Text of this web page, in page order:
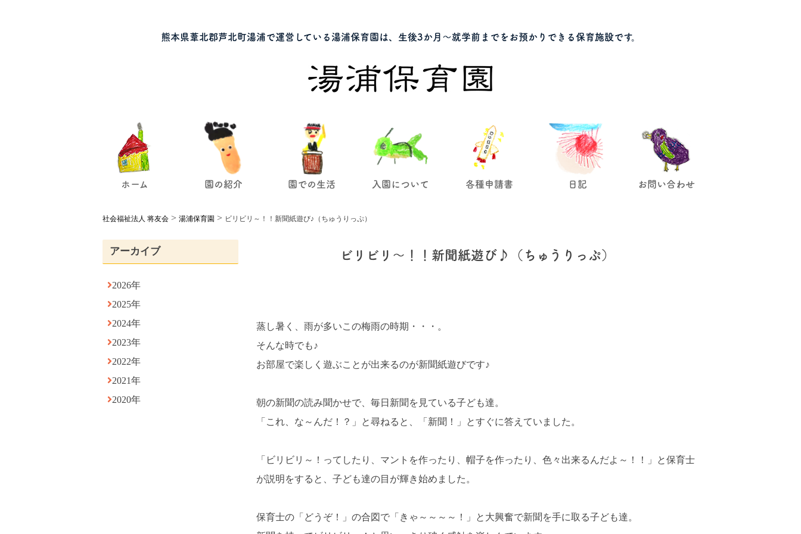
熊本県葦北郡芦北町湯浦で運営している湯浦保育園は、生後3か月～就学前までをお預かりできる保育施設です。
ホーム 園の紹介 園での生活 入園について 各種申請書 日記 お問い合わせ
社会福祉法人 将友会 > 湯浦保育園 > ビリビリ～！！新聞紙遊び♪（ちゅうりっぷ）
アーカイブ
2026年
2025年
2024年
2023年
2022年
2021年
2020年
ビリビリ～！！新聞紙遊び♪（ちゅうりっぷ）
蒸し暑く、雨が多いこの梅雨の時期・・・。
そんな時でも♪
お部屋で楽しく遊ぶことが出来るのが新聞紙遊びです♪
朝の新聞の読み聞かせで、毎日新聞を見ている子ども達。
「これ、な～んだ！？」と尋ねると、「新聞！」とすぐに答えていました。
「ビリビリ～！ってしたり、マントを作ったり、帽子を作ったり、色々出来るんだよ～！！」と保育士
が説明をすると、子ども達の目が輝き始めました。
保育士の「どうぞ！」の合図で「きゃ～～～～！」と大興奮で新聞を手に取る子ども達。